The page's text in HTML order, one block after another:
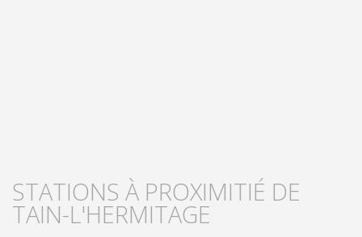
STATIONS À PROXIMITIÉ DE
TAIN-L'HERMITAGE